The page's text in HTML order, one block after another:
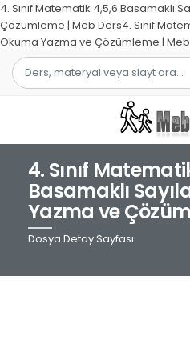
4. Sınıf Matematik 4,5,6 Basamaklı
Çözümleme | Meb Ders4. Sınıf
Okuma Yazma ve Çözümleme |
1.SINIF
2.SINIF
3.SINIF
4.SINIF
4. Sınıf
Basamaklı
Yazma ve
Dosya Detay Sayfası